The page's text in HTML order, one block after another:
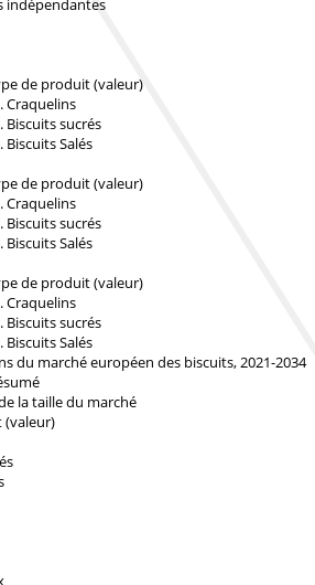
indépendantes
de produit (valeur)
Craquelins
Biscuits sucrés
Biscuits Salés
de produit (valeur)
Craquelins
Biscuits sucrés
Biscuits Salés
de produit (valeur)
Craquelins
Biscuits sucrés
Biscuits Salés
du marché européen des biscuits, 2021-2034
la taille du marché
(valeur)